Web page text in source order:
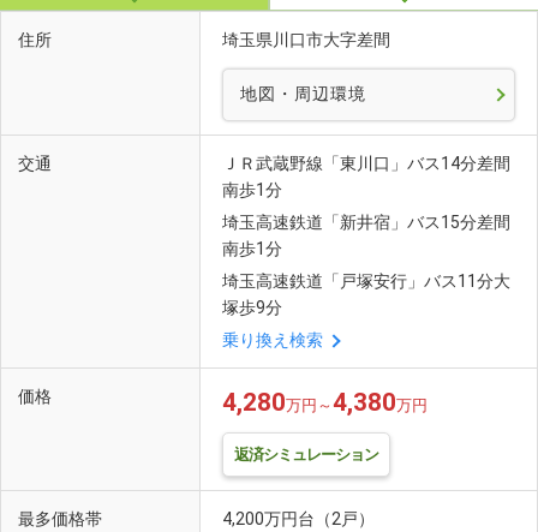
住所 埼玉県川口市大字差間
地図・周辺環境
交通
ＪＲ武蔵野線「東川口」バス14分差間
南歩1分
埼玉高速鉄道「新井宿」バス15分差間
南歩1分
埼玉高速鉄道「戸塚安行」バス11分大
塚歩9分
乗り換え検索
価格 4,280万円～ 4,380万円
返済シミュレーション
最多価格帯 4,200万円台（2戸）